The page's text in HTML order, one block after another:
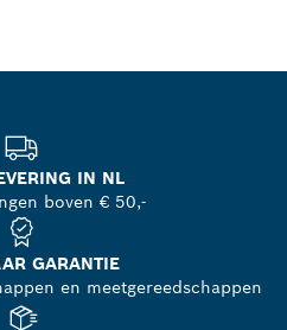
IN NL
boven € 50,-
GARANTIE
en meetgereedschappen